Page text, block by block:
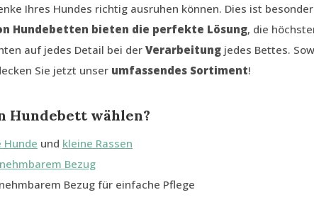
Ihres Hundes richtig ausruhen können. Dies ist
Hundebetten bieten die perfekte Lösung, die
auf jedes Detail bei der Verarbeitung jedes Bettes.
Sie jetzt unser umfassendes Sortiment!
Hundebett wählen?
Hunde und kleine Rassen
Bezug
Bezug für einfache Pflege